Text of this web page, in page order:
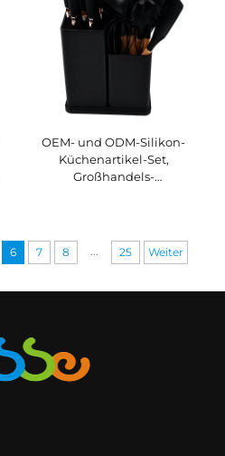
OEM- und ODM-Silikon-
Küchenartikel-Set,
Großhandels-
6 7 8 ... 25 Weiter